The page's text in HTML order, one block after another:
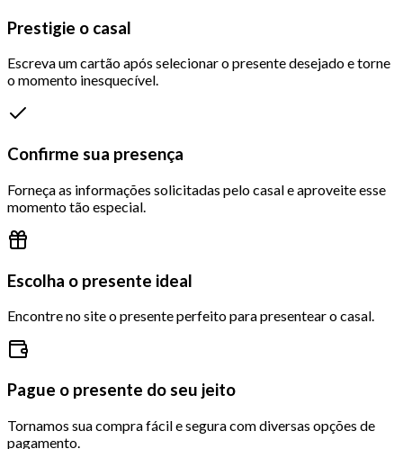
Prestigie o casal
Escreva um cartão após selecionar o presente desejado e torne
o momento inesquecível.
Confirme sua presença
Forneça as informações solicitadas pelo casal e aproveite esse
momento tão especial.
Escolha o presente ideal
Encontre no site o presente perfeito para presentear o casal.
Pague o presente do seu jeito
Tornamos sua compra fácil e segura com diversas opções de
pagamento.